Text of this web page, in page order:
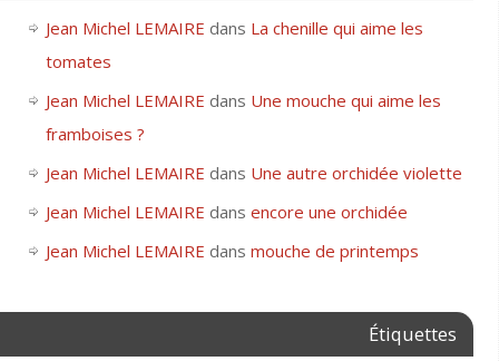
Jean Michel LEMAIRE dans La chenille qui aime les
tomates
Jean Michel LEMAIRE dans Une mouche qui aime les
framboises ?
Jean Michel LEMAIRE dans Une autre orchidée violette
Jean Michel LEMAIRE dans encore une orchidée
Jean Michel LEMAIRE dans mouche de printemps
Étiquettes